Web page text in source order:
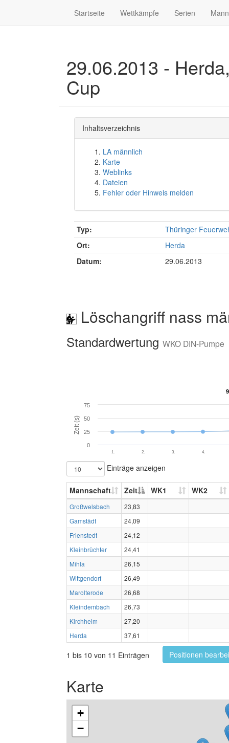
Startseite Wettkämpfe Serien
29.06.2013 -
Cup
Inhaltsverzeichnis
LA männlich
Karte
Weblinks
Dateien
Fehler oder Hinweis melden
Typ:
Thüringer
Ort:
Herda
Datum:
29.06.2013
Löschangriff nass
Standardwertung WKO DIN-Pumpe
Zeit (s)
1. 2. 3. 4.
0
25
50
75
Einträge anzeigen
Mannschaft Zeit WK1 WK2
Großwelsbach
23,83
Gamstädt
24,09
Frienstedt
24,12
Kleinbrüchter
24,41
Mihla
26,15
Wittgendorf
26,49
Marolterode
26,68
Kleindembach
26,73
Kirchheim
27,20
Herda
37,61
1 bis 10 von 11 Einträgen Positionen
Karte
+
−